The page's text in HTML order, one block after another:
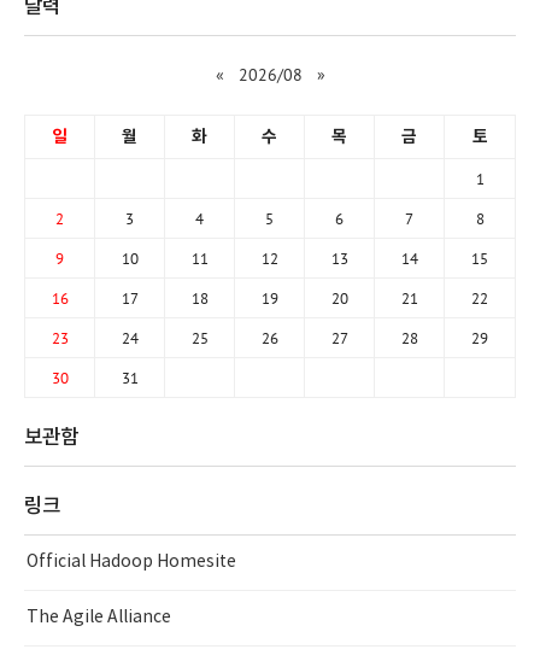
달력
« 2026/08 »
일 월 화 수 목 금 토
1
2 3 4 5 6 7 8
9 10 11 12 13 14 15
16 17 18 19 20 21 22
23 24 25 26 27 28 29
30 31
보관함
링크
Official Hadoop Homesite
The Agile Alliance